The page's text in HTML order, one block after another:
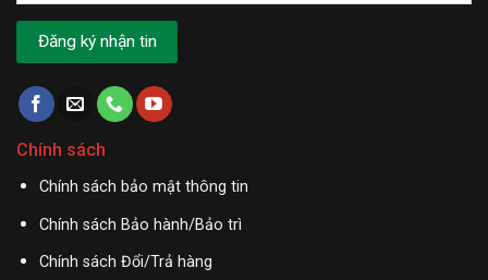
Chính sách
Chính sách bảo mật thông tin
Chính sách Bảo hành/Bảo trì
Chính sách Đổi/Trả hàng